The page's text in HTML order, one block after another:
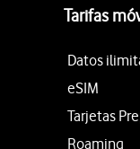
Tarifas
Datos
eSIM
Tarjetas
Roaming